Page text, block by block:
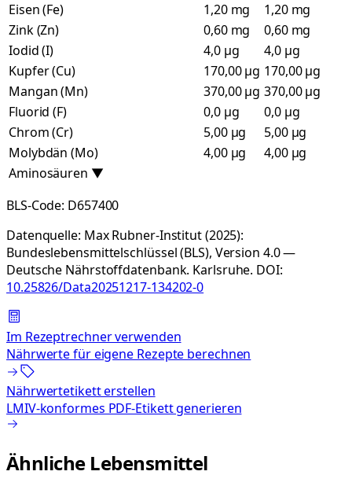
Eisen (Fe)
1,20 mg
1,20 mg
Zink (Zn)
0,60 mg
0,60 mg
Iodid (I)
4,0 µg
4,0 µg
Kupfer (Cu)
170,00 µg 170,00 µg
Mangan (Mn)
370,00 µg 370,00 µg
Fluorid (F)
0,0 µg
0,0 µg
Chrom (Cr)
5,00 µg
5,00 µg
Molybdän (Mo)
4,00 µg
4,00 µg
Aminosäuren ▼
BLS-Code: D657400
Datenquelle: Max Rubner-Institut (2025):
Bundeslebensmittelschlüssel (BLS), Version 4.0 —
Deutsche Nährstoffdatenbank. Karlsruhe. DOI:
10.25826/Data20251217-134202-0
Im Rezeptrechner verwenden
Nährwerte für eigene Rezepte berechnen
Nährwertetikett erstellen
LMIV-konformes PDF-Etikett generieren
Ähnliche Lebensmittel